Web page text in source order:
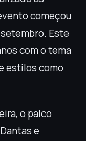
começou
setembro. Este
com o tema
estilos como
o palco
e